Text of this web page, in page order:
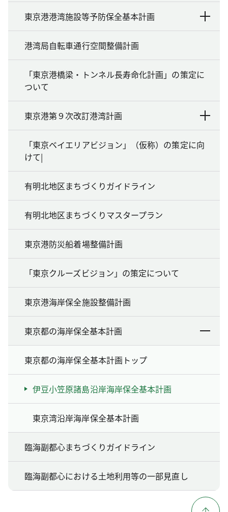
東京港港湾施設等予防保全基本計画
港湾局自転車通行空間整備計画
「東京港橋梁・トンネル長寿命化計画」の策定に
ついて
東京港第９次改訂港湾計画
「東京ベイエリアビジョン」（仮称）の策定に向
けて|
有明北地区まちづくりガイドライン
有明北地区まちづくりマスタープラン
東京港防災船着場整備計画
「東京クルーズビジョン」の策定について
東京港海岸保全施設整備計画
東京都の海岸保全基本計画
東京都の海岸保全基本計画トップ
伊豆小笠原諸島沿岸海岸保全基本計画
東京湾沿岸海岸保全基本計画
臨海副都心まちづくりガイドライン
臨海副都心における土地利用等の一部見直し